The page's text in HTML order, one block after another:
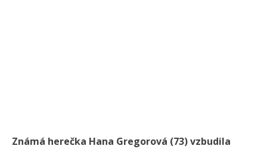
Známá herečka Hana Gregorová (73) vzbudila